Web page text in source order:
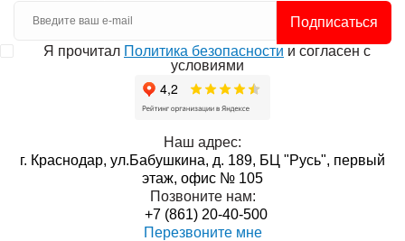
Подписаться
Я прочитал Политика безопасности и согласен с
условиями
Наш адрес:
г. Краснодар, ул.Бабушкина, д. 189, БЦ "Русь", первый
этаж, офис № 105
Позвоните нам:
+7 (861) 20-40-500
Перезвоните мне